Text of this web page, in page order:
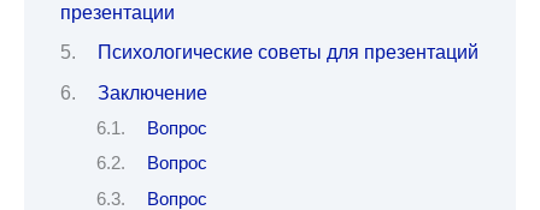
презентации
Психологические советы для презентаций
Заключение
Вопрос
Вопрос
Вопрос